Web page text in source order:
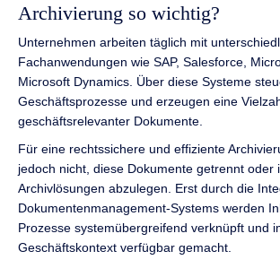
Archivierung so wichtig?
Unternehmen arbeiten täglich mit
Fachanwendungen wie SAP, Salesforce,
Microsoft Dynamics. Über diese Systeme
Geschäftsprozesse und erzeugen eine
geschäftsrelevanter Dokumente.
Für eine rechtssichere und effiziente
jedoch nicht, diese Dokumente getrennt oder
Archivlösungen abzulegen. Erst durch die
Dokumentenmanagement-Systems werden
Prozesse systemübergreifend verknüpft und
Geschäftskontext verfügbar gemacht.